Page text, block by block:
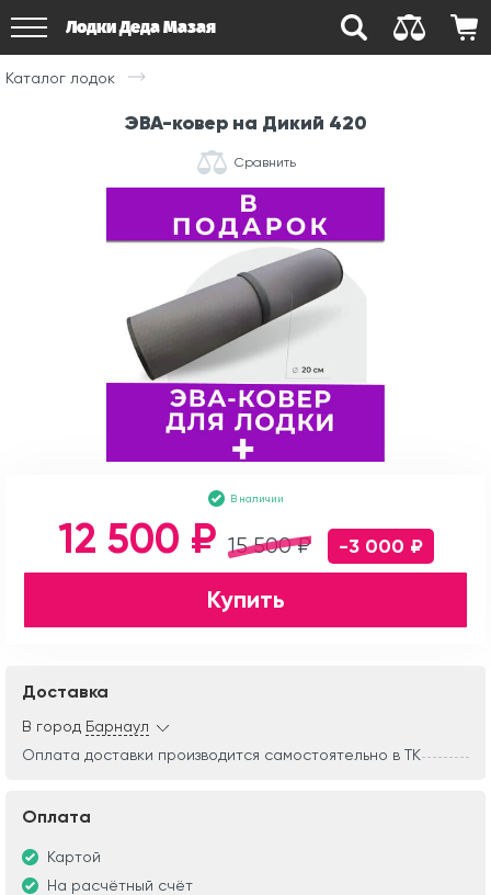
Лодки Деда Мазая
Каталог лодок
ЭВА-ковер на Дикий 420
Сравнить
В наличии
15 500 ₽
12 500 ₽ -3 000 ₽
Купить
Доставка
В город Барнаул
Оплата доставки производится самостоятельно в ТК
Оплата
Картой
На расчётный счёт